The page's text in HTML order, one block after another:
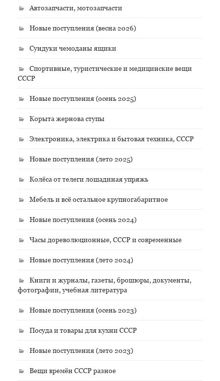
Автозапчасти, мотозапчасти
Новые поступления (весна 2026)
Сундуки чемоданы ящики
Спортивные, туристические и медицинские вещи
СССР
Новые поступления (осень 2025)
Корыта жернова ступы
Электроника, электрика и бытовая техника, СССР
Новые поступления (лето 2025)
Колёса от телеги лошадиная упряжь
Мебель и всё остальное крупногабаритное
Новые поступления (осень 2024)
Часы дореволюционные, СССР и современные
Новые поступления (лето 2024)
Книги и журналы, газеты, брошюры, документы,
фотографии, учебная литература
Новые поступления (осень 2023)
Посуда и товары для кухни СССР
Новые поступления (лето 2023)
Вещи времён СССР разное